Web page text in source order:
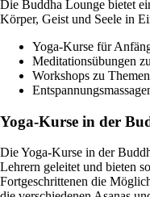
Die Buddha Lounge bietet
Körper, Geist und Seele in
Yoga-Kurse für
Meditationsübungen
Workshops zu
Yoga-Kurse in der
Die Yoga-Kurse in der
Lehrern geleitet und bieten
Fortgeschrittenen die